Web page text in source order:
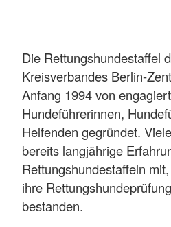
Die Rettungshundestaffel
Kreisverbandes Berlin-
Anfang 1994 von
Hundeführerinnen,
Helfenden gegründet.
bereits langjährige
Rettungshundestaffeln
ihre
bestanden.